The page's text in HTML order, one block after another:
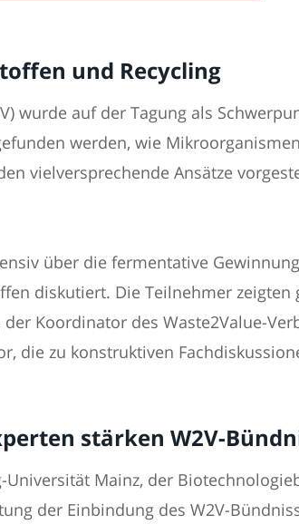
und Recycling
wurde auf der Tagung als
werden, wie
vielversprechende Ansätze
über die fermentative
diskutiert. Die Teilnehmer zeigten
Koordinator des Waste2Value-
die zu konstruktiven
stärken W2V-
Mainz, der
der Einbindung des W2V-